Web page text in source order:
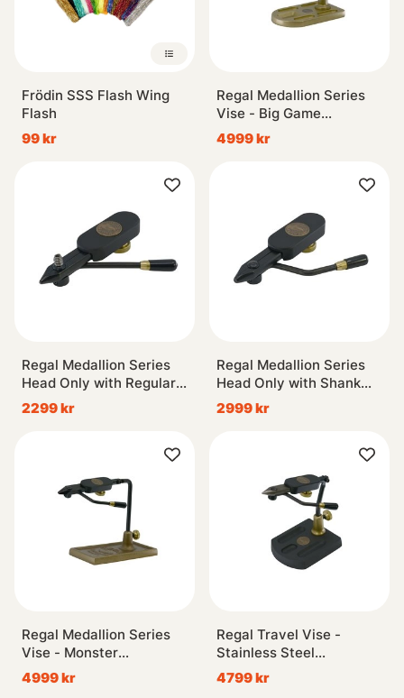
Frödin SSS Flash Wing
Flash
99 kr
Regal Medallion Series
Vise - Big Game
Jaws/Bronze Pocket
Base
4999 kr
Regal Medallion Series
Head Only with Regular
Jaws
2299 kr
Regal Medallion Series
Head Only with Shank
Jaws
2999 kr
Regal Medallion Series
Vise - Monster
Jaws/Bronze Traditional
Base
4999 kr
Regal Travel Vise -
Stainless Steel
Jaws/Aluminum Pocket
Base
4799 kr